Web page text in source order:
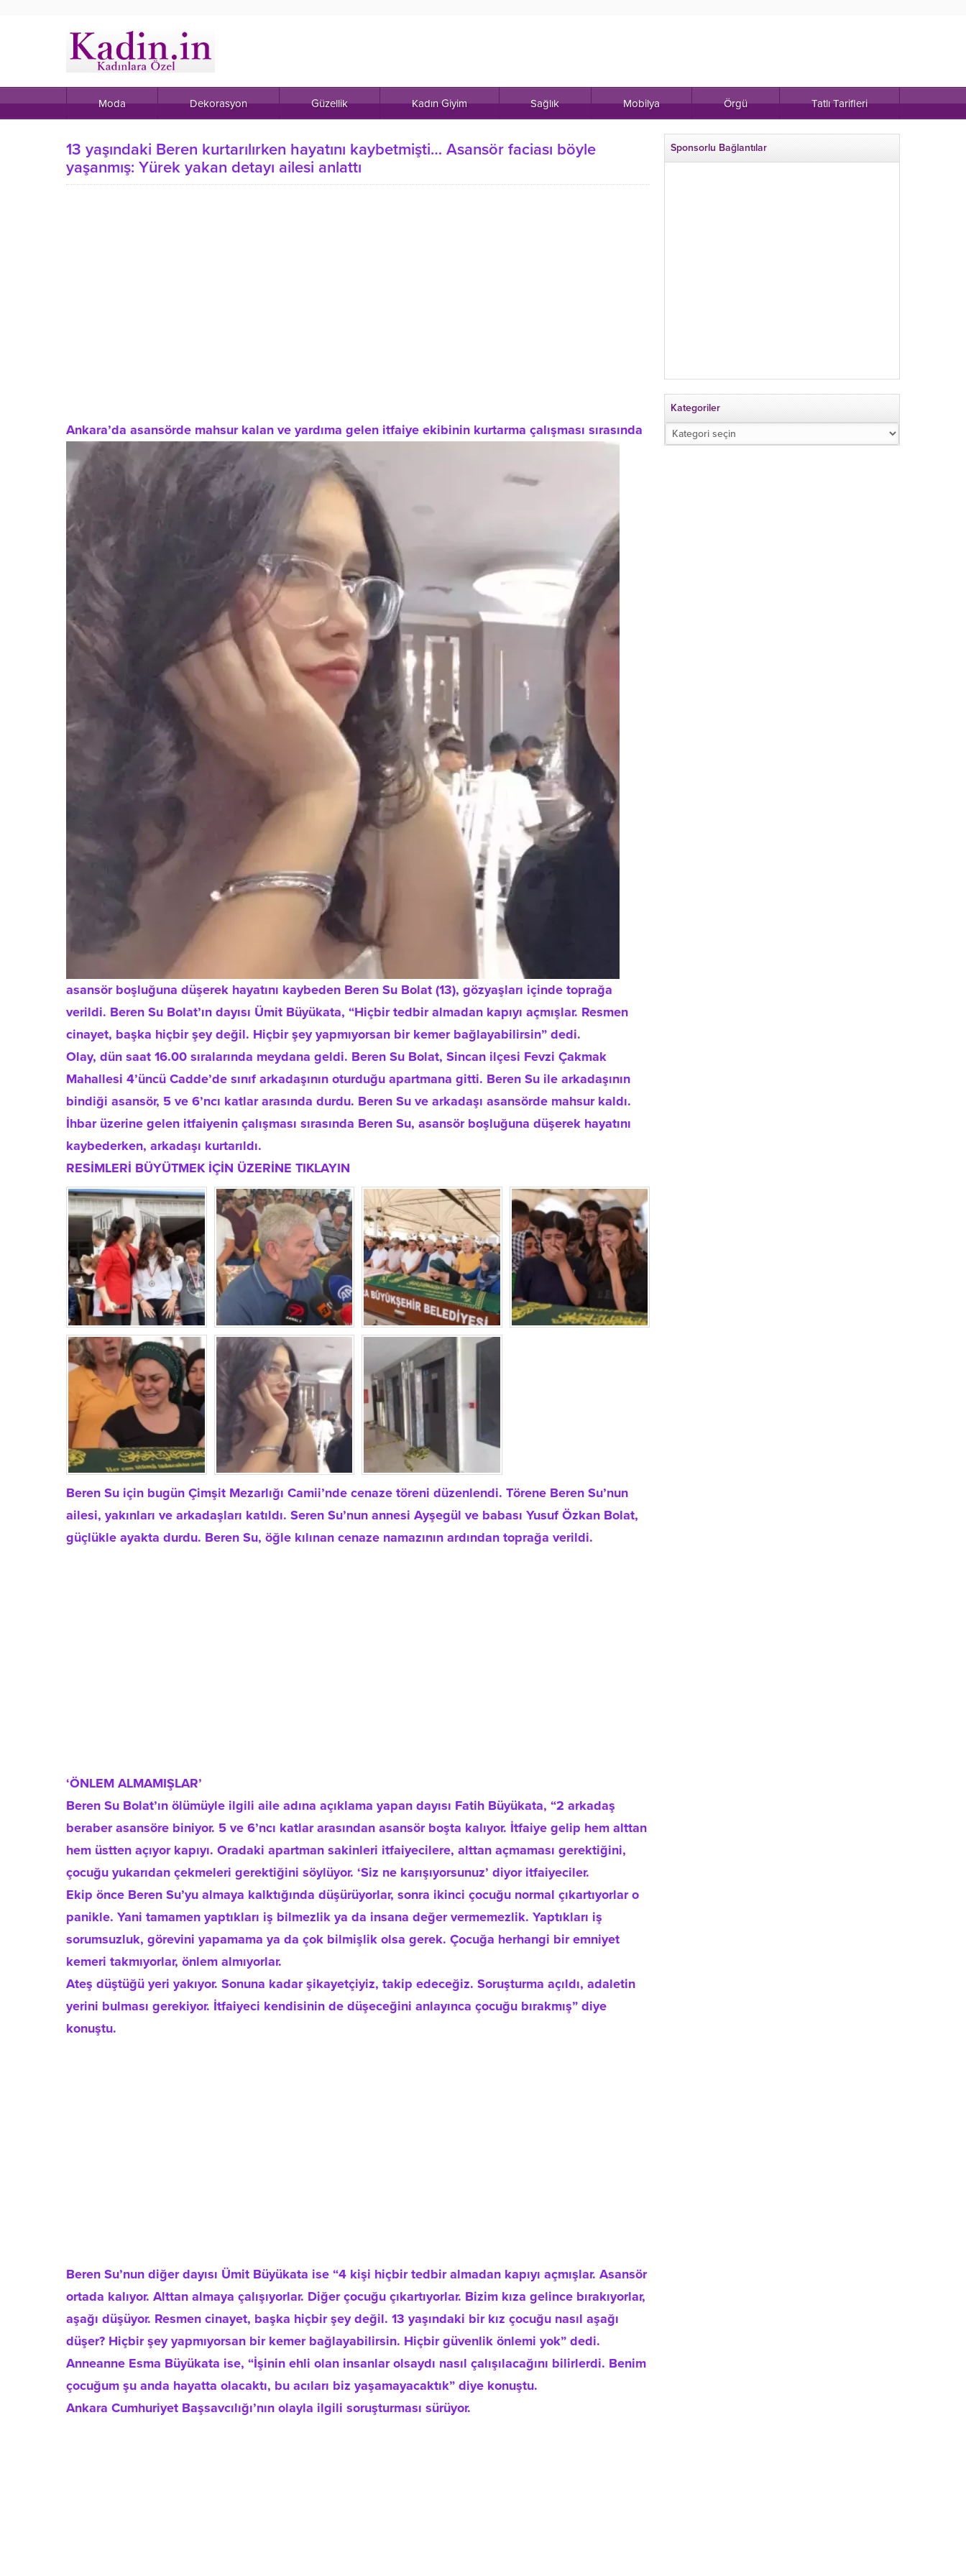
Moda Dekorasyon Güzellik Kadın Giyim Sağlık Mobilya Örgü Tatlı Tarifleri
13 yaşındaki Beren kurtarılırken hayatını kaybetmişti… Asansör faciası böyle
yaşanmış: Yürek yakan detayı ailesi anlattı
Ankara’da asansörde mahsur kalan ve yardıma gelen itfaiye ekibinin kurtarma çalışması sırasında
asansör boşluğuna düşerek hayatını kaybeden Beren Su Bolat (13), gözyaşları içinde toprağa
verildi. Beren Su Bolat’ın dayısı Ümit Büyükata, “Hiçbir tedbir almadan kapıyı açmışlar. Resmen
cinayet, başka hiçbir şey değil. Hiçbir şey yapmıyorsan bir kemer bağlayabilirsin” dedi.
Olay, dün saat 16.00 sıralarında meydana geldi. Beren Su Bolat, Sincan ilçesi Fevzi Çakmak
Mahallesi 4’üncü Cadde’de sınıf arkadaşının oturduğu apartmana gitti. Beren Su ile arkadaşının
bindiği asansör, 5 ve 6’ncı katlar arasında durdu. Beren Su ve arkadaşı asansörde mahsur kaldı.
İhbar üzerine gelen itfaiyenin çalışması sırasında Beren Su, asansör boşluğuna düşerek hayatını
kaybederken, arkadaşı kurtarıldı.
RESİMLERİ BÜYÜTMEK İÇİN ÜZERİNE TIKLAYIN
Beren Su için bugün Çimşit Mezarlığı Camii’nde cenaze töreni düzenlendi. Törene Beren Su’nun
ailesi, yakınları ve arkadaşları katıldı. Seren Su’nun annesi Ayşegül ve babası Yusuf Özkan Bolat,
güçlükle ayakta durdu. Beren Su, öğle kılınan cenaze namazının ardından toprağa verildi.
‘ÖNLEM ALMAMIŞLAR’
Beren Su Bolat’ın ölümüyle ilgili aile adına açıklama yapan dayısı Fatih Büyükata, “2 arkadaş
beraber asansöre biniyor. 5 ve 6’ncı katlar arasından asansör boşta kalıyor. İtfaiye gelip hem alttan
hem üstten açıyor kapıyı. Oradaki apartman sakinleri itfaiyecilere, alttan açmaması gerektiğini,
çocuğu yukarıdan çekmeleri gerektiğini söylüyor. ‘Siz ne karışıyorsunuz’ diyor itfaiyeciler.
Ekip önce Beren Su’yu almaya kalktığında düşürüyorlar, sonra ikinci çocuğu normal çıkartıyorlar o
panikle. Yani tamamen yaptıkları iş bilmezlik ya da insana değer vermemezlik. Yaptıkları iş
sorumsuzluk, görevini yapamama ya da çok bilmişlik olsa gerek. Çocuğa herhangi bir emniyet
kemeri takmıyorlar, önlem almıyorlar.
Ateş düştüğü yeri yakıyor. Sonuna kadar şikayetçiyiz, takip edeceğiz. Soruşturma açıldı, adaletin
yerini bulması gerekiyor. İtfaiyeci kendisinin de düşeceğini anlayınca çocuğu bırakmış” diye
konuştu.
Beren Su’nun diğer dayısı Ümit Büyükata ise “4 kişi hiçbir tedbir almadan kapıyı açmışlar. Asansör
ortada kalıyor. Alttan almaya çalışıyorlar. Diğer çocuğu çıkartıyorlar. Bizim kıza gelince bırakıyorlar,
aşağı düşüyor. Resmen cinayet, başka hiçbir şey değil. 13 yaşındaki bir kız çocuğu nasıl aşağı
düşer? Hiçbir şey yapmıyorsan bir kemer bağlayabilirsin. Hiçbir güvenlik önlemi yok” dedi.
Anneanne Esma Büyükata ise, “İşinin ehli olan insanlar olsaydı nasıl çalışılacağını bilirlerdi. Benim
çocuğum şu anda hayatta olacaktı, bu acıları biz yaşamayacaktık” diye konuştu.
Ankara Cumhuriyet Başsavcılığı’nın olayla ilgili soruşturması sürüyor.
Sponsorlu Bağlantılar
Kategoriler
Kategoriler